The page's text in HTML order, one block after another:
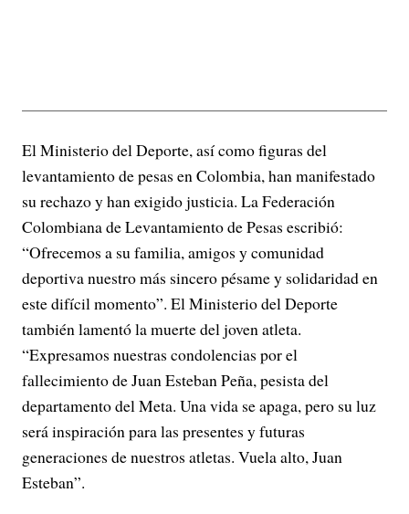
El Ministerio del Deporte, así como figuras del
levantamiento de pesas en Colombia, han manifestado
su rechazo y han exigido justicia. La Federación
Colombiana de Levantamiento de Pesas escribió:
“Ofrecemos a su familia, amigos y comunidad
deportiva nuestro más sincero pésame y solidaridad en
este difícil momento”. El Ministerio del Deporte
también lamentó la muerte del joven atleta.
“Expresamos nuestras condolencias por el
fallecimiento de Juan Esteban Peña, pesista del
departamento del Meta. Una vida se apaga, pero su luz
será inspiración para las presentes y futuras
generaciones de nuestros atletas. Vuela alto, Juan
Esteban”.